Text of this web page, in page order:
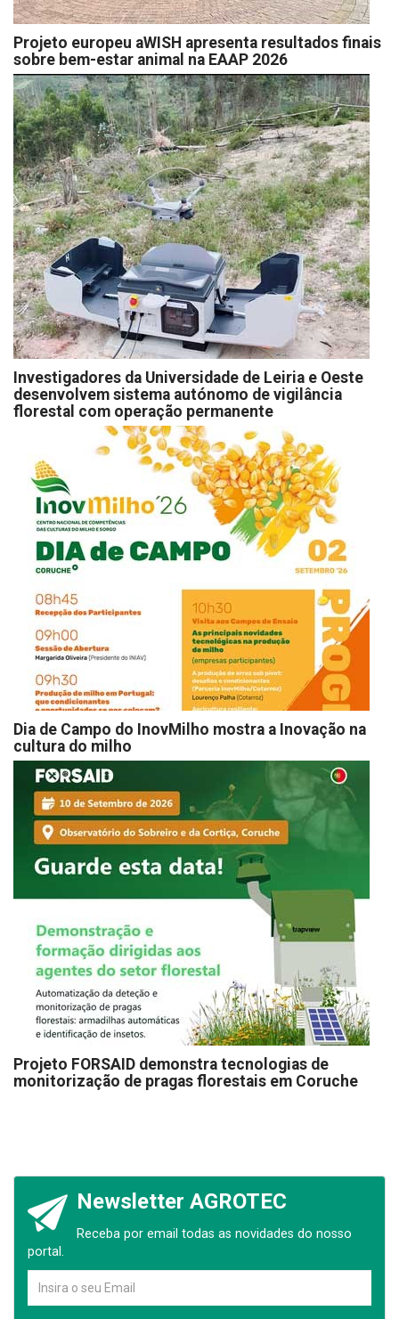
Projeto europeu aWISH apresenta resultados finais
sobre bem-estar animal na EAAP 2026
Investigadores da Universidade de Leiria e Oeste
desenvolvem sistema autónomo de vigilância
florestal com operação permanente
Dia de Campo do InovMilho mostra a Inovação na
cultura do milho
Projeto FORSAID demonstra tecnologias de
monitorização de pragas florestais em Coruche
Newsletter AGROTEC
Receba por email todas as novidades do nosso
portal.